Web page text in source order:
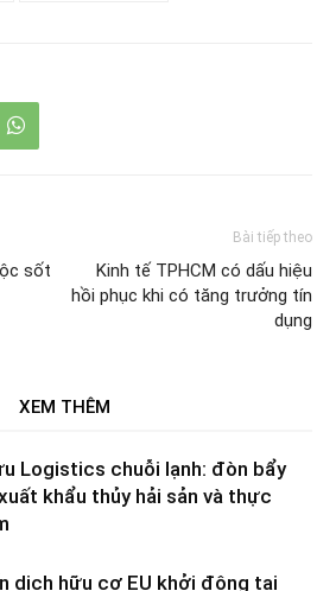
sốt
Bài tiếp theo
Kinh tế TPHCM có dấu hiệu
hồi phục khi có tăng trưởng tín
dụng
XEM THÊM
Logistics chuỗi lạnh: đòn bẩy
khẩu thủy hải sản và thực
dịch hữu cơ EU khởi động tại